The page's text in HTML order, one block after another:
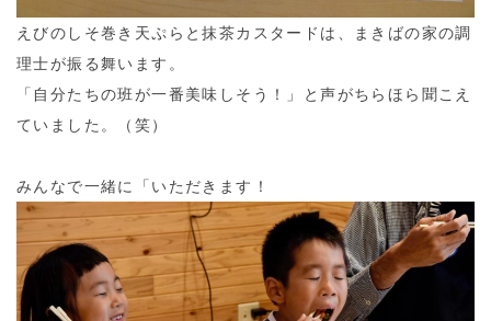
えびのしそ巻き天ぷらと抹茶カスタードは、まきばの家の調
理士が振る舞います。
「自分たちの班が一番美味しそう！」と声がちらほら聞こえ
ていました。（笑）
みんなで一緒に「いただきます！